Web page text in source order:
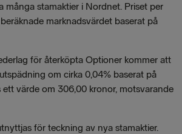
stamaktier i Nordnet. Priset per
marknadsvärdet baserat på
för återköpta Optioner kommer att
om cirka 0,04% baserat på
värde om 306,00 kronor, motsvarande
för teckning av nya stamaktier.